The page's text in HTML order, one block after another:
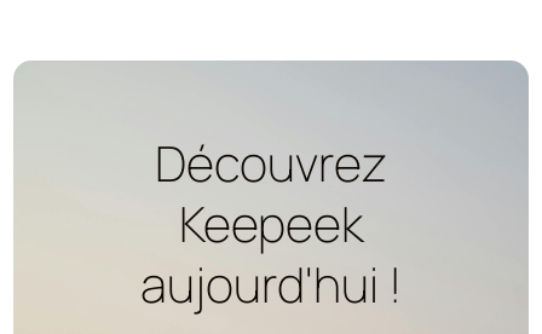
Découvrez
Keepeek
aujourd'hui !